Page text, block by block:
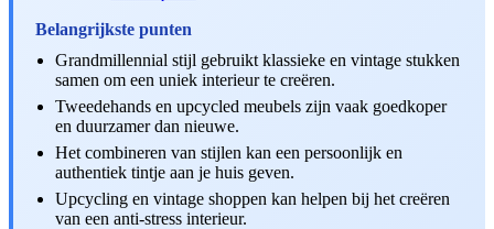
Belangrijkste punten
Grandmillennial stijl gebruikt klassieke en vintage stukken
samen om een uniek interieur te creëren.
Tweedehands en upcycled meubels zijn vaak goedkoper
en duurzamer dan nieuwe.
Het combineren van stijlen kan een persoonlijk en
authentiek tintje aan je huis geven.
Upcycling en vintage shoppen kan helpen bij het creëren
van een anti-stress interieur.